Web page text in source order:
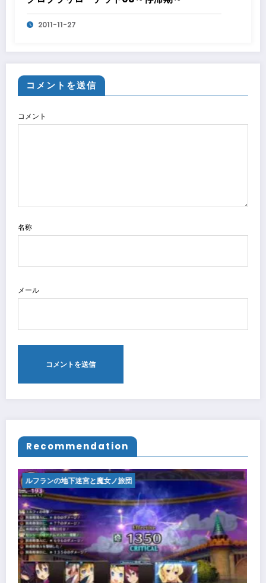
2011-11-27
コメントを送信
コメント
名称
メール
Recommendation
ルフランの地下迷宮と魔女ノ旅団